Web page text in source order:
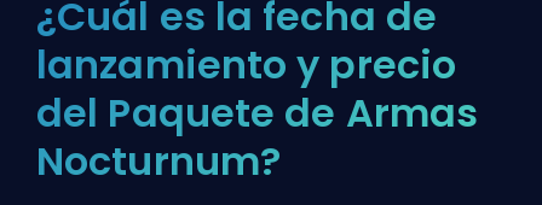
¿Cuál es la fecha de
lanzamiento y precio
del Paquete de Armas
Nocturnum?